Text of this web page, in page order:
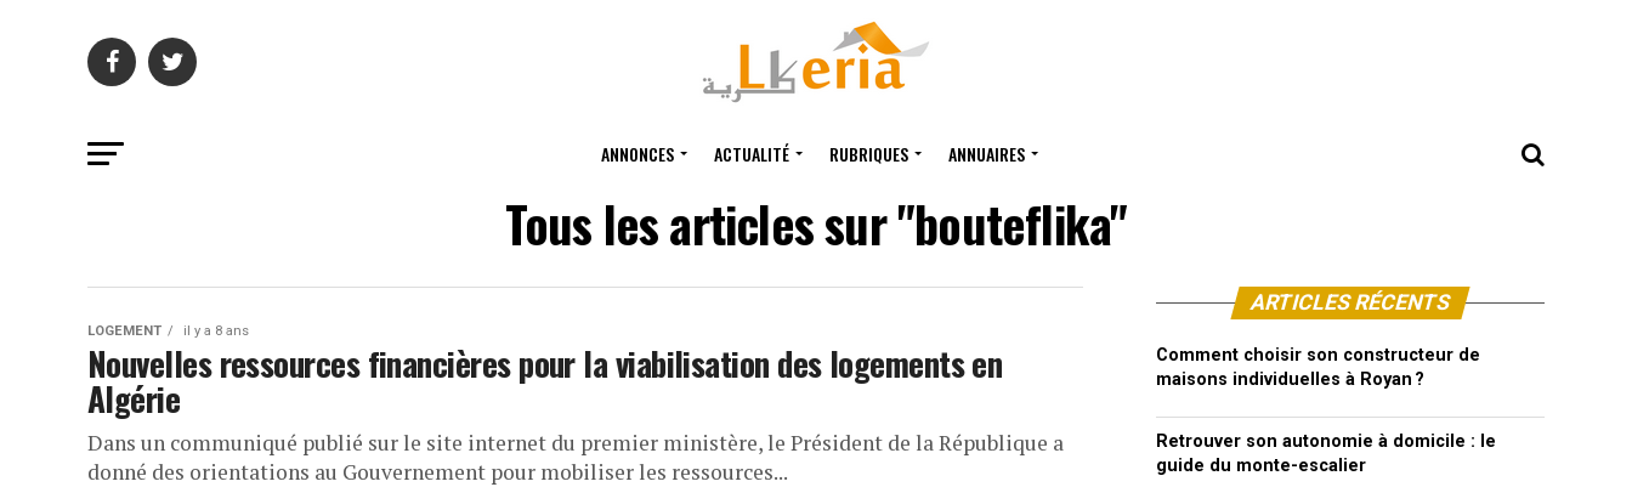
ANNONCES ACTUALITÉ RUBRIQUES ANNUAIRES
Tous les articles sur "bouteflika"
LOGEMENT il y a 8 ans
Nouvelles ressources financières pour la viabilisation des logements en
Algérie
Dans un communiqué publié sur le site internet du premier ministère, le Président de la République a
donné des orientations au Gouvernement pour mobiliser les ressources...
ARTICLES RÉCENTS
Comment choisir son constructeur de
maisons individuelles à Royan ?
Retrouver son autonomie à domicile : le
guide du monte-escalier